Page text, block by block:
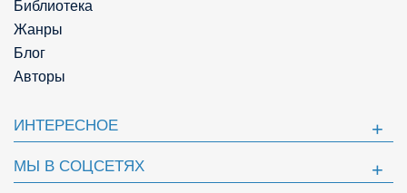
Библиотека
Жанры
Блог
Авторы
ИНТЕРЕСНОЕ
МЫ В СОЦСЕТЯХ